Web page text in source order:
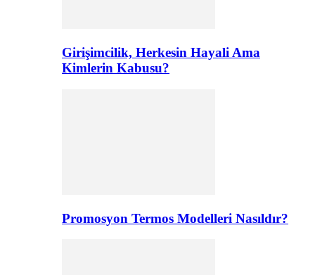
Girişimcilik, Herkesin Hayali Ama
Kimlerin Kabusu?
Promosyon Termos Modelleri Nasıldır?